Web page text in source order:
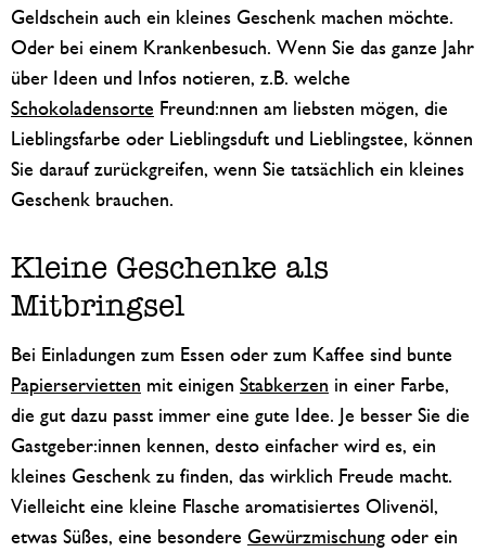
Geldschein auch ein kleines Geschenk machen möchte.
Oder bei einem Krankenbesuch. Wenn Sie das ganze Jahr
über Ideen und Infos notieren, z.B. welche
Schokoladensorte Freund:nnen am liebsten mögen, die
Lieblingsfarbe oder Lieblingsduft und Lieblingstee, können
Sie darauf zurückgreifen, wenn Sie tatsächlich ein kleines
Geschenk brauchen.
Kleine Geschenke als
Mitbringsel
Bei Einladungen zum Essen oder zum Kaffee sind bunte
Papierservietten mit einigen Stabkerzen in einer Farbe,
die gut dazu passt immer eine gute Idee. Je besser Sie die
Gastgeber:innen kennen, desto einfacher wird es, ein
kleines Geschenk zu finden, das wirklich Freude macht.
Vielleicht eine kleine Flasche aromatisiertes Olivenöl,
etwas Süßes, eine besondere Gewürzmischung oder ein